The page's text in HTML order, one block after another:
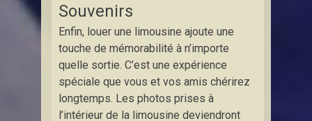
Souvenirs
Enfin, louer une limousine ajoute une
touche de mémorabilité à n’importe
quelle sortie. C’est une expérience
spéciale que vous et vos amis chérirez
longtemps. Les photos prises à
l’intérieur de la limousine deviendront